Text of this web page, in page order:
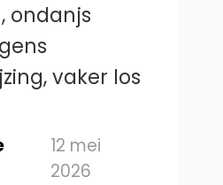
ondanjs
vaker los
12 mei
2026